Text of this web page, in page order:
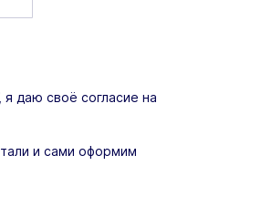
я даю своё согласие на
и сами оформим